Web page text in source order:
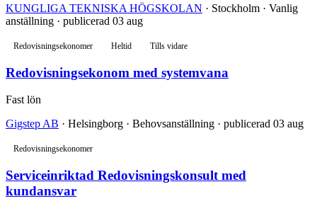
KUNGLIGA TEKNISKA HÖGSKOLAN · Stockholm · Vanlig
anställning · publicerad 03 aug
Redovisningsekonomer Heltid Tills vidare
Redovisningsekonom med systemvana
Fast lön
Gigstep AB · Helsingborg · Behovsanställning · publicerad 03 aug
Redovisningsekonomer
Serviceinriktad Redovisningskonsult med
kundansvar